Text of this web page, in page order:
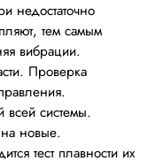
недостаточно
тем самым
вибрации.
Проверка
системы.
новые.
тест плавности их